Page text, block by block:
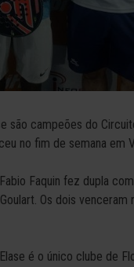
são campeões do
no fim de semana em
Faquin fez dupla
Os dois venceram
é o único clube de